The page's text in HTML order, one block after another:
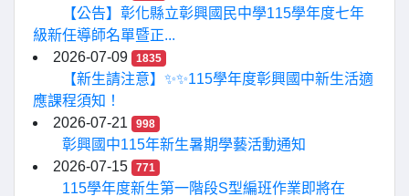
【公告】彰化縣立彰興國民中學115學年度七年
級新任導師名單暨正...
2026-07-09
1835
【新生請注意】✨✨115學年度彰興國中新生活適
應課程須知！
2026-07-21
998
彰興國中115年新生暑期學藝活動通知
2026-07-15
771
115學年度新生第一階段S型編班作業即將在